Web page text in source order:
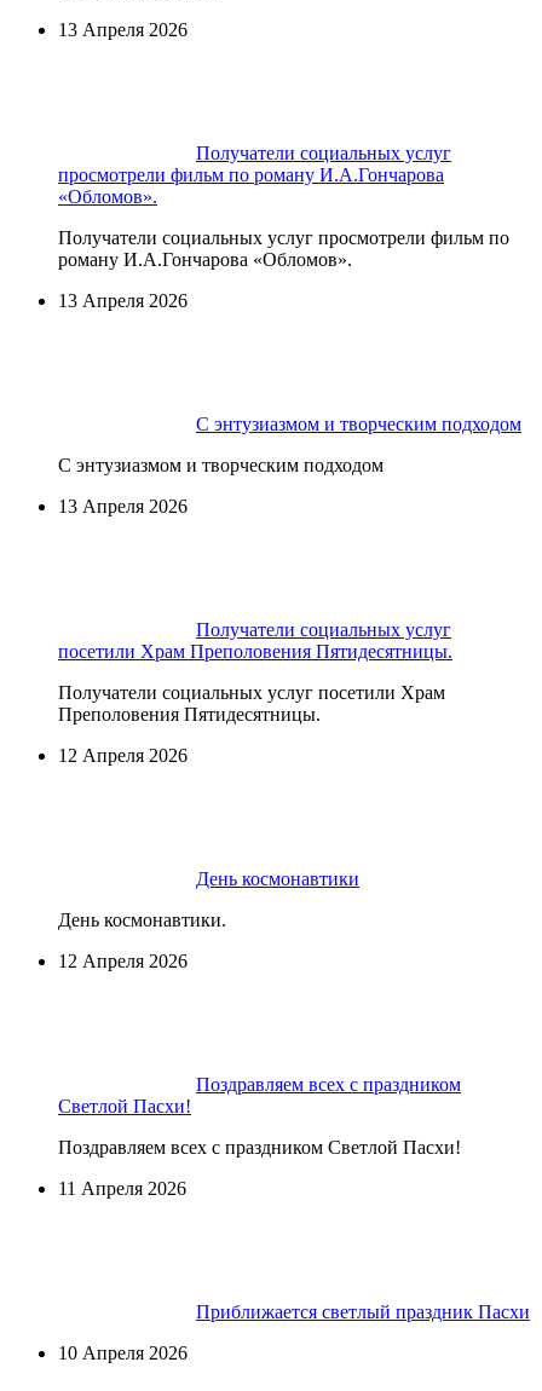
13 Апреля 2026
Получатели социальных услуг
просмотрели фильм по роману И.А.Гончарова
«Обломов».
Получатели социальных услуг просмотрели фильм по
роману И.А.Гончарова «Обломов».
13 Апреля 2026
С энтузиазмом и творческим подходом
С энтузиазмом и творческим подходом
13 Апреля 2026
Получатели социальных услуг
посетили Храм Преполовения Пятидесятницы.
Получатели социальных услуг посетили Храм
Преполовения Пятидесятницы.
12 Апреля 2026
День космонавтики
День космонавтики.
12 Апреля 2026
Поздравляем всех с праздником
Светлой Пасхи!
Поздравляем всех с праздником Светлой Пасхи!
11 Апреля 2026
Приближается светлый праздник Пасхи
10 Апреля 2026